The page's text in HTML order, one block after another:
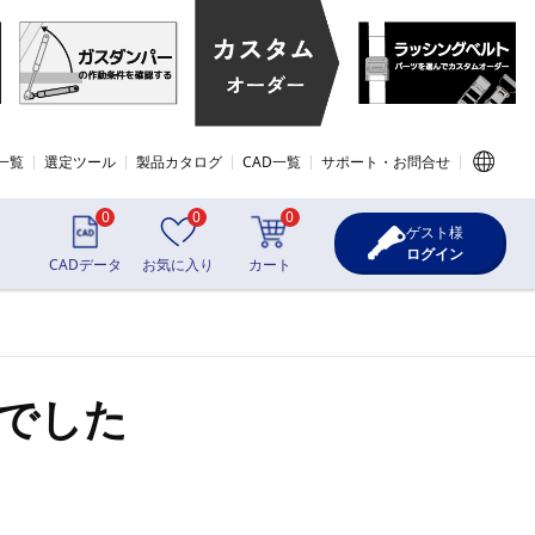
覧 選定ツール 製品カタログ CAD一覧 サポート・お問合せ
0
CADデータ
0
お気に入り
0
カート
ゲスト様
ログイン
した